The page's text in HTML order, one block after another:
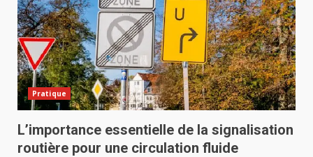
Pratique
L’importance essentielle de la signalisation
routière pour une circulation fluide